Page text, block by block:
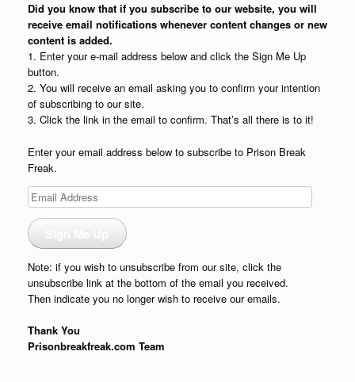
Did you know that if you subscribe to our website, you will
receive email notifications whenever content changes or new
content is added.
1. Enter your e-mail address below and click the Sign Me Up
button.
2. You will receive an email asking you to confirm your intention
of subscribing to our site.
3. Click the link in the email to confirm. That’s all there is to it!
Enter your email address below to subscribe to Prison Break
Freak.
Email
Address
Note: if you wish to unsubscribe from our site, click the
unsubscribe link at the bottom of the email you received.
Then indicate you no longer wish to receive our emails.
Thank You
Prisonbreakfreak.com Team